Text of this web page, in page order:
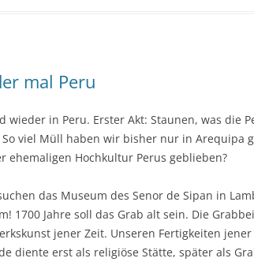
mal Peru
wieder in Peru. Erster Akt: Staunen, was die
viel Müll haben wir bisher nur in Arequipa
ehemaligen Hochkultur Perus geblieben?
das Museum des Senor de Sipan in
1700 Jahre soll das Grab alt sein. Die
jener Zeit. Unseren Fertigkeiten
diente erst als religiöse Stätte, später als